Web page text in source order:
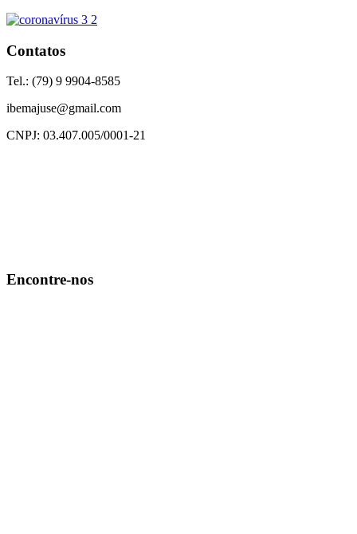
Contatos
Tel.: (79) 9 9904-8585
ibemajuse@gmail.com
CNPJ: 03.407.005/0001-21
Encontre-nos